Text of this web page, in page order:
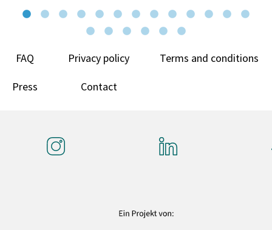
FAQ Privacy policy Terms and conditions
Press Contact